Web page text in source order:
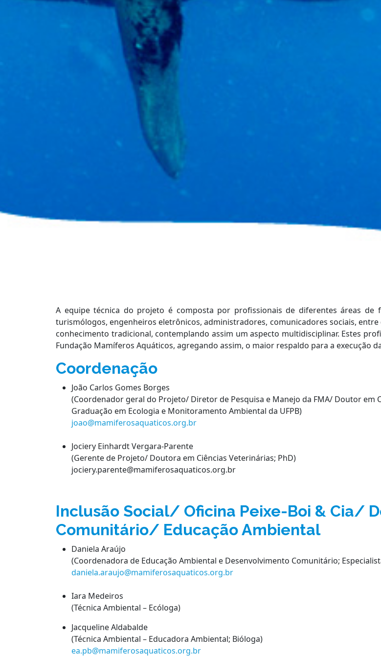
A equipe técnica do projeto é composta por profissionais de diferentes áreas de
turismólogos, engenheiros eletrônicos, administradores, comunicadores sociais,
conhecimento tradicional, contemplando assim um aspecto multidisciplinar. Estes
Fundação Mamíferos Aquáticos, agregando assim, o maior respaldo para a execução
Coordenação
João Carlos Gomes Borges
(Coordenador geral do Projeto/ Diretor de Pesquisa e Manejo da FMA/ Doutor em
Graduação em Ecologia e Monitoramento Ambiental da UFPB)
joao@mamiferosaquaticos.org.br
Jociery Einhardt Vergara-Parente
(Gerente de Projeto/ Doutora em Ciências Veterinárias; PhD)
jociery.parente@mamiferosaquaticos.org.br
Inclusão Social/ Oficina Peixe-Boi & Cia/
Comunitário/ Educação Ambiental
Daniela Araújo
(Coordenadora de Educação Ambiental e Desenvolvimento Comunitário;
daniela.araujo@mamiferosaquaticos.org.br
Iara Medeiros
(Técnica Ambiental – Ecóloga)
Jacqueline Aldabalde
(Técnica Ambiental – Educadora Ambiental; Bióloga)
ea.pb@mamiferosaquaticos.org.br